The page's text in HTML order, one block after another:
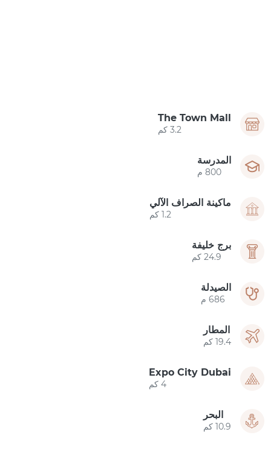
The Town Mall
3.2 كم
المدرسة
800 م
ماكينة الصراف الآلي
1.2 كم
برج خليفة
24.9 كم
الصيدلة
686 م
المطار
19.4 كم
Expo City Dubai
4 كم
البحر
10.9 كم